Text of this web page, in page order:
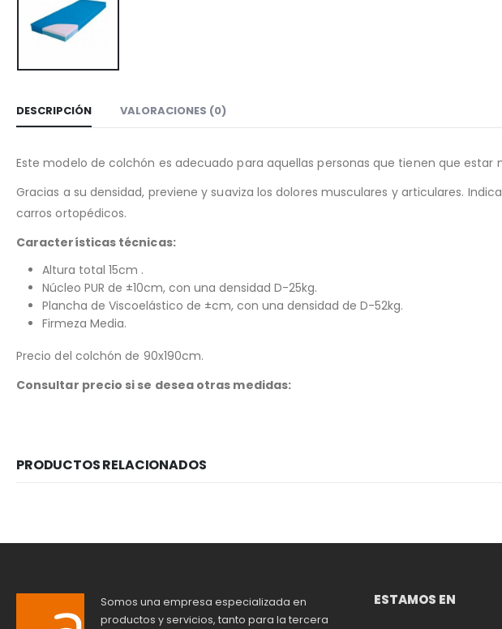
DESCRIPCIÓN VALORACIONES (0)
Este modelo de colchón es adecuado para aquellas personas que tienen que
Gracias a su densidad, previene y suaviza los dolores musculares y articulares.
carros ortopédicos.
Características técnicas:
Altura total 15cm .
Núcleo PUR de ±10cm, con una densidad D-25kg.
Plancha de Viscoelástico de ±cm, con una densidad de D-52kg.
Firmeza Media.
Precio del colchón de 90x190cm.
Consultar precio si se desea otras medidas:
PRODUCTOS RELACIONADOS
Somos una empresa especializada en
productos y servicios, tanto para la tercera
ESTAMOS EN